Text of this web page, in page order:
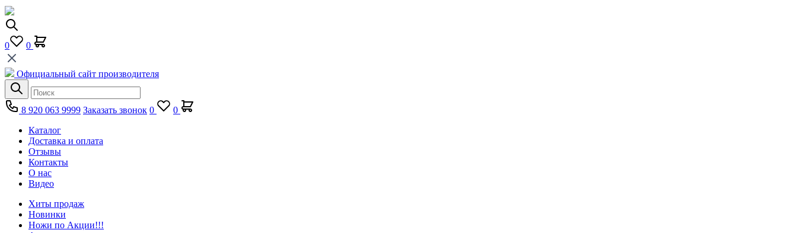
0 0
Официальный сайт производителя
8 920 063 9999 Заказать звонок 0
0
Каталог
Доставка и оплата
Отзывы
Контакты
О нас
Видео
Хиты продаж
Новинки
Ножи по Акции!!!